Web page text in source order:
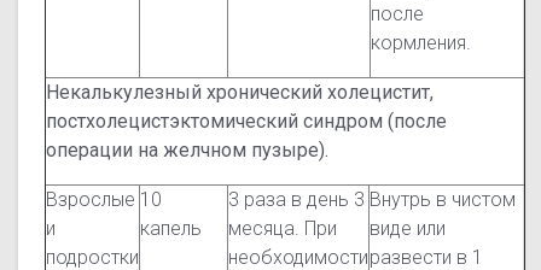
после
кормления.
Некалькулезный хронический холецистит,
постхолецистэктомический синдром (после
операции на желчном пузыре).
Взрослые
и
подростки
10
капель
3 раза в день 3
месяца. При
необходимости
Внутрь в чистом
виде или
развести в 1